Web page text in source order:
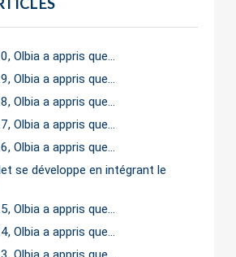
Olbia a appris que…
Olbia a appris que…
Olbia a appris que…
Olbia a appris que…
Olbia a appris que…
se développe en intégrant le
Olbia a appris que…
Olbia a appris que…